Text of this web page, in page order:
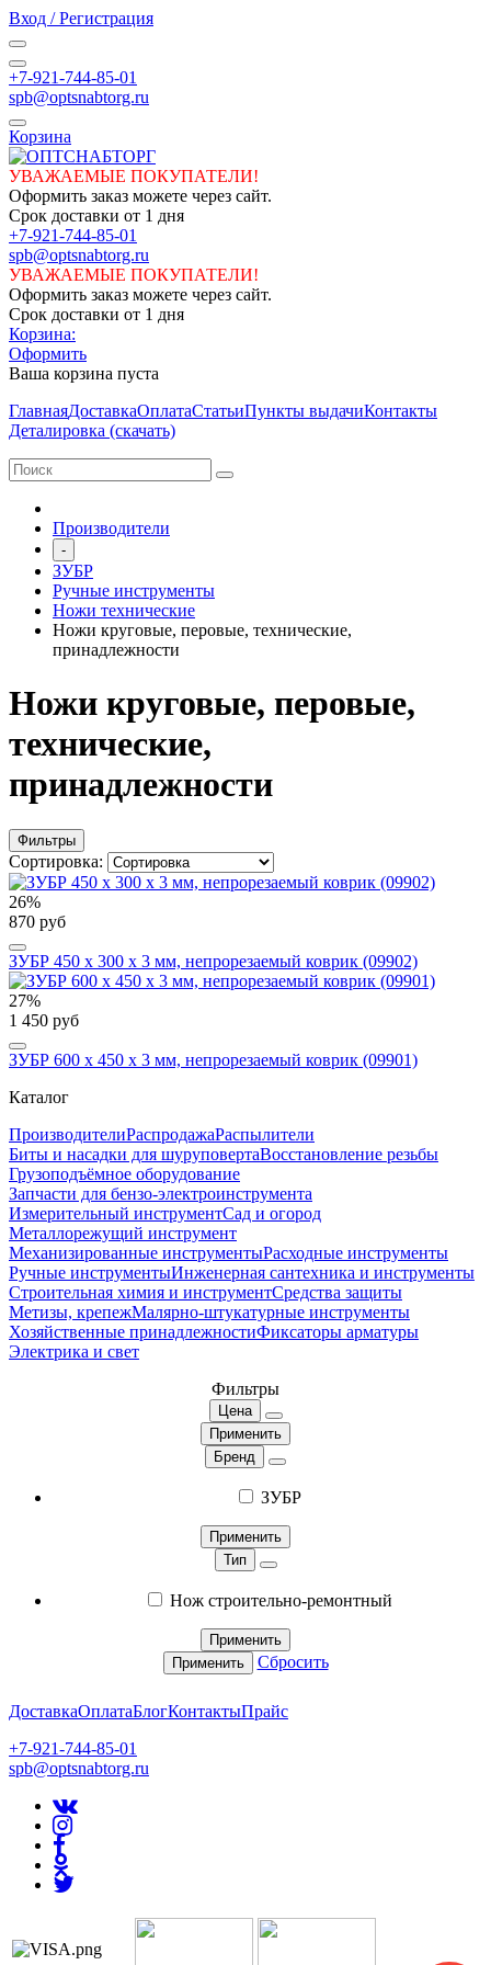
Вход / Регистрация
+7-921-744-85-01
spb@optsnabtorg.ru
Корзина
УВАЖАЕМЫЕ ПОКУПАТЕЛИ!
Оформить заказ можете через сайт.
Срок доставки от 1 дня
+7-921-744-85-01
spb@optsnabtorg.ru
УВАЖАЕМЫЕ ПОКУПАТЕЛИ!
Оформить заказ можете через сайт.
Срок доставки от 1 дня
Корзина:
Оформить
Ваша корзина пуста
ГлавнаяДоставкаОплатаСтатьиПункты выдачиКонтакты
Деталировка (скачать)
Производители
-
ЗУБР
Ручные инструменты
Ножи технические
Ножи круговые, перовые, технические,
принадлежности
Ножи круговые, перовые,
технические,
принадлежности
Фильтры
Сортировка:
26%
870 руб
ЗУБР 450 х 300 х 3 мм, непрорезаемый коврик (09902)
27%
1 450 руб
ЗУБР 600 х 450 х 3 мм, непрорезаемый коврик (09901)
Каталог
ПроизводителиРаспродажаРаспылители
Биты и насадки для шуруповертаВосстановление резьбы
Грузоподъёмное оборудование
Запчасти для бензо-электроинструмента
Измерительный инструментСад и огород
Металлорежущий инструмент
Механизированные инструментыРасходные инструменты
Ручные инструментыИнженерная сантехника и инструменты
Строительная химия и инструментСредства защиты
Метизы, крепежМалярно-штукатурные инструменты
Хозяйственные принадлежностиФиксаторы арматуры
Электрика и свет
Фильтры
Цена
Применить
Бренд
ЗУБР
Применить
Тип
Нож строительно-ремонтный
Применить
Применить
Сбросить
ДоставкаОплатаБлогКонтактыПрайс
+7-921-744-85-01
spb@optsnabtorg.ru